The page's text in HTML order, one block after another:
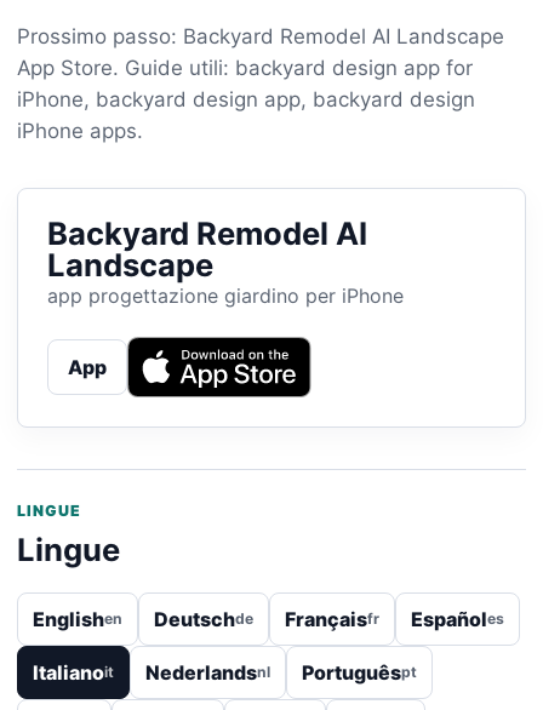
Prossimo passo: Backyard Remodel AI Landscape
App Store. Guide utili: backyard design app for
iPhone, backyard design app, backyard design
iPhone apps.
Backyard Remodel AI
Landscape
app progettazione giardino per iPhone
App
LINGUE
Lingue
Englishen Deutschde Françaisfr Españoles
Italianoit Nederlandsnl Portuguêspt